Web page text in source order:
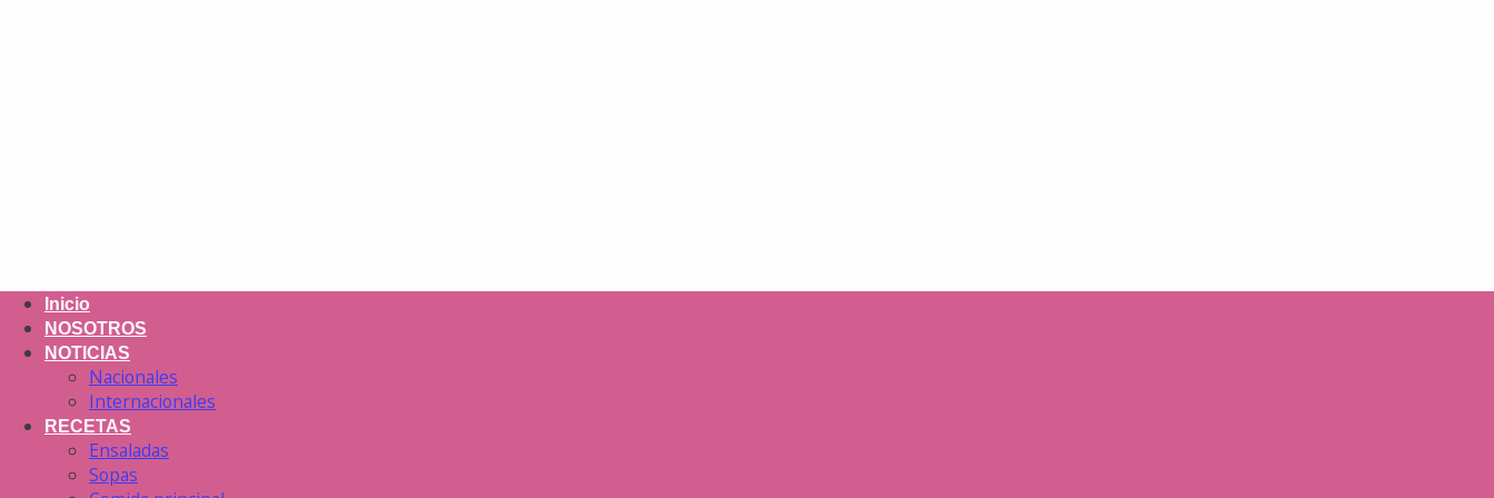
Inicio
NOSOTROS
NOTICIAS
Nacionales
Internacionales
RECETAS
Ensaladas
Sopas